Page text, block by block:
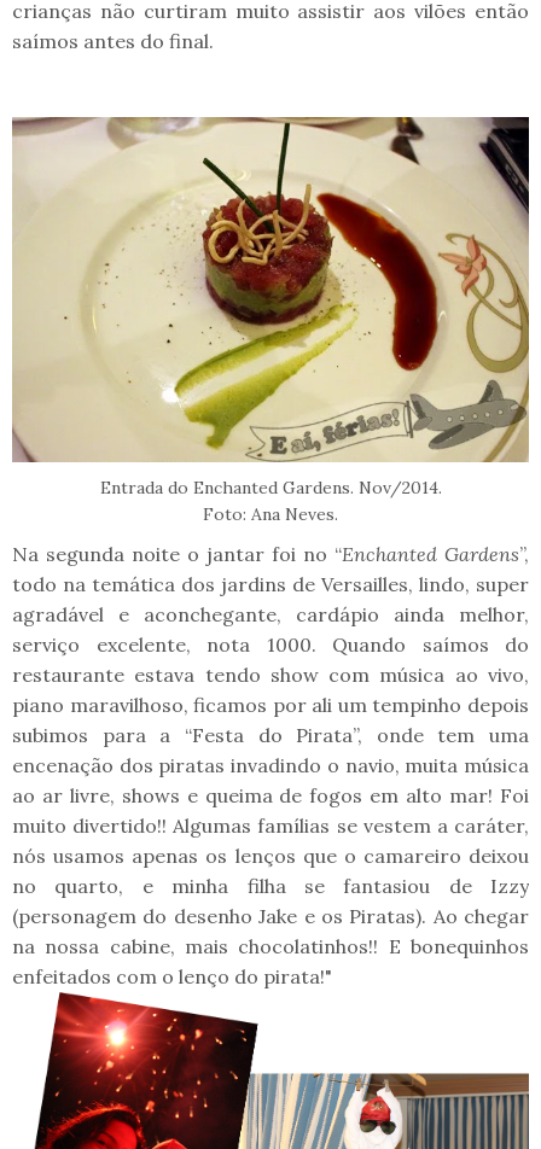
crianças não curtiram muito assistir aos vilões então
saímos antes do final.
Entrada do Enchanted Gardens. Nov/2014.
Foto: Ana Neves.
Na segunda noite o jantar foi no “Enchanted Gardens”,
todo na temática dos jardins de Versailles, lindo, super
agradável e aconchegante, cardápio ainda melhor,
serviço excelente, nota 1000. Quando saímos do
restaurante estava tendo show com música ao vivo,
piano maravilhoso, ficamos por ali um tempinho depois
subimos para a “Festa do Pirata”, onde tem uma
encenação dos piratas invadindo o navio, muita música
ao ar livre, shows e queima de fogos em alto mar! Foi
muito divertido!! Algumas famílias se vestem a caráter,
nós usamos apenas os lenços que o camareiro deixou
no quarto, e minha filha se fantasiou de Izzy
(personagem do desenho Jake e os Piratas). Ao chegar
na nossa cabine, mais chocolatinhos!! E bonequinhos
enfeitados com o lenço do pirata!"